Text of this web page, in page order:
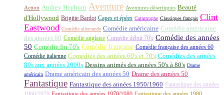
Action Audrey Hepburn Aventure Aventures désertiques Beauté
d'Hollywood Brigitte Bardot Capes et épées Catastrophe Classiques français Clint
Eastwood Comédie allemande Comédie américaine Comédie américaine
des années 60 Comédie anglaise Comédie début 70's Comédie des années
50 Comédie fin 70's Comédie française Comédie française des années 60
Comédie italienne Comédies des années 60's et 70's Comédies des années
80s aux années 2000s Dessins animés des années 50's à 80's Drame
américain Drame américain des années 50 Drame des années 50
Fantastique Fantastique des années 1950/1960 Fantastique des années